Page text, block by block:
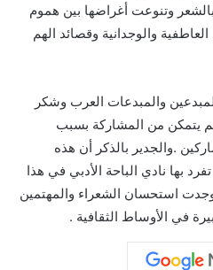
وتنوعت أغراضها بين هموم
والوجدانية وقصائد الهم
والمبدعات العرب وشكر
يتمكن من المشاركة بسبب
.والجدير بالذكر أن هذه
بها نادي الباحة الأدبي في هذا
وجدت استحسان الشعراء والمهتمين
في الأوساط الثقافية .